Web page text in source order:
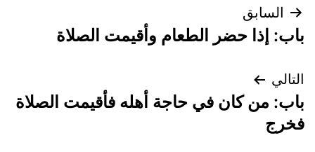
تصفّح
المقالات
السابق
باب: إذا حضر الطعام وأقيمت الصلاة
التالي
باب: من كان في حاجة أهله فأقيمت الصلاة
فخرج